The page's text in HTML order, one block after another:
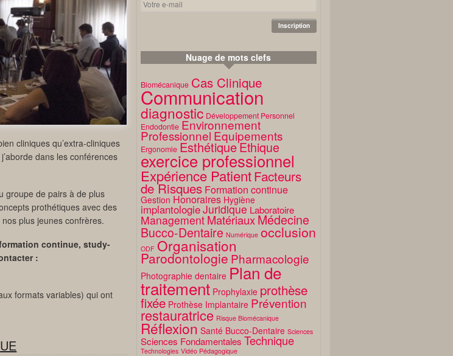
cliniques qu’extra-cliniques
dans les conférences
groupe de pairs à de plus
prothétiques avec des
plus jeunes confrères.
continue, study-
:
formats variables) qui ont
Nuage de mots clefs
Biomécanique Cas Clinique
Communication
diagnostic Développement Personnel
Endodontie Environnement
Professionnel Equipements
Ergonomie EsthétiqueEthique
exercice professionnel
Expérience PatientFacteurs
de Risques Formation continue
Gestion Honoraires Hygiène
implantologieJuridique Laboratoire
Management Matériaux Médecine
Bucco-Dentaire Numérique occlusion
ODF Organisation
Parodontologie Pharmacologie
Photographie dentaire Plan de
traitement Prophylaxie prothèse
fixée Prothèse Implantaire Prévention
restauratrice Risque Biomécanique
Réflexion Santé Bucco-Dentaire Sciences
Sciences Fondamentales Technique
Technologies Vidéo Pédagogique